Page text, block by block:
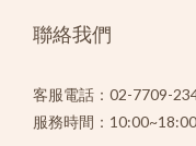
聯絡我們
客服電話：02-7709-
服務時間：10:00~18:00